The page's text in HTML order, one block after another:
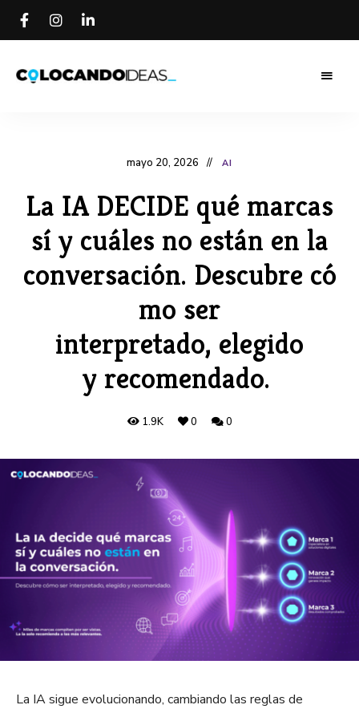
mayo 20, 2026 AI
La IA DECIDE qué marcas
sí y cuáles no están en la
conversación. Descubre có
mo ser
interpretado, elegido
y recomendado.
1.9K 0 0
La IA sigue evolucionando, cambiando las reglas de